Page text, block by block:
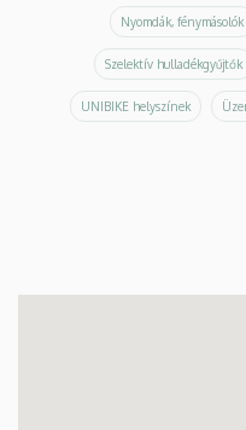
Nyomdák, fénymásolók
Szelektív hulladékgyűjtők
UNIBIKE helyszínek